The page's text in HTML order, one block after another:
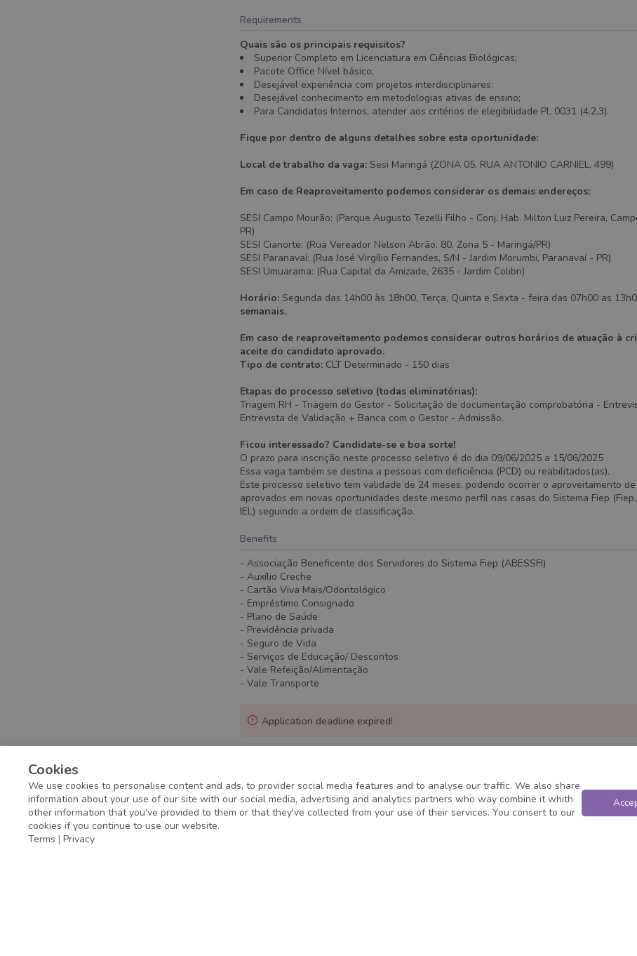
Requirements
Quais são os principais requisitos?
Superior Completo em Licenciatura em Ciências Biológicas;
Pacote Office Nível básico;
Desejável experiência com projetos interdisciplinares;
Desejável conhecimento em metodologias ativas de ensino;
Para Candidatos Internos, atender aos critérios de elegibilidade PL 0031 (4.2.3).
Fique por dentro de alguns detalhes sobre esta oportunidade:
Local de trabalho da vaga: Sesi Maringá (ZONA 05, RUA ANTONIO CARNIEL, 499)
Em caso de Reaproveitamento podemos considerar os demais endereços:
SESI Campo Mourão: (Parque Augusto Tezelli Filho - Conj. Hab. Milton Luiz Pereira,
PR)
SESI Cianorte: (Rua Vereador Nelson Abrão, 80, Zona 5 - Maringá/PR)
SESI Paranavaí: (Rua José Virgílio Fernandes, S/N - Jardim Morumbi, Paranavaí - PR)
SESI Umuarama: (Rua Capital da Amizade, 2635 - Jardim Colibri)
Horário: Segunda das 14h00 às 18h00, Terça, Quinta e Sexta - feira das 07h00 as
semanais.
Em caso de reaproveitamento podemos considerar outros horários de atuação à
aceite do candidato aprovado.
Tipo de contrato: CLT Determinado - 150 dias
Etapas do processo seletivo (todas eliminatórias):
Triagem RH - Triagem do Gestor - Solicitação de documentação comprobatória -
Entrevista de Validação + Banca com o Gestor - Admissão.
Ficou interessado? Candidate-se e boa sorte!
O prazo para inscrição neste processo seletivo é do dia 09/06/2025 a 15/06/2025
Essa vaga também se destina a pessoas com deficiência (PCD) ou reabilitados(as).
Este processo seletivo tem validade de 24 meses, podendo ocorrer o aproveitamento
aprovados em novas oportunidades deste mesmo perfil nas casas do Sistema Fiep
IEL) seguindo a ordem de classificação.
Benefits
- Associação Beneficente dos Servidores do Sistema Fiep (ABESSFI)
- Auxílio Creche
- Cartão Viva Mais/Odontológico
- Empréstimo Consignado
- Plano de Saúde
- Previdência privada
- Seguro de Vida
- Serviços de Educação/ Descontos
- Vale Refeição/Alimentação
- Vale Transporte
Application deadline expired!
Cookies
We use cookies to personalise content and ads, to provider social media features and to analyse our traffic. We also share
information about your use of our site with our social media, advertising and analytics partners who way combine it whith
other information that you've provided to them or that they've collected from your use of their services. You consert to our
cookies if you continue to use our website.
Terms | Privacy